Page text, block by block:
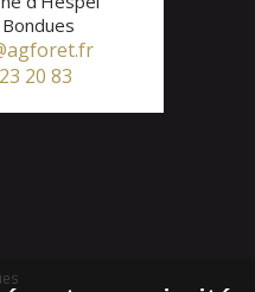
Bondues
20 83